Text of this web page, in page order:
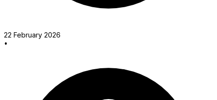
22 February 2026
•